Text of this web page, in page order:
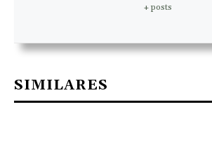
+ posts
SIMILARES